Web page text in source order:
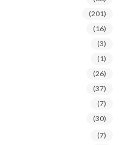
(201)
(16)
(3)
(1)
(26)
(37)
(7)
(30)
(7)